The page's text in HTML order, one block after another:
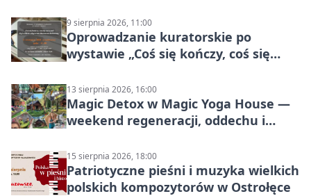
9 sierpnia 2026, 11:00
Oprowadzanie kuratorskie po
wystawie „Coś się kończy, coś się
Mazowsza do Korony”
13 sierpnia 2026, 16:00
Magic Detox w Magic Yoga House —
weekend regeneracji, oddechu i
15 sierpnia 2026, 18:00
Patriotyczne pieśni i muzyka wielkich
polskich kompozytorów w Ostrołęce